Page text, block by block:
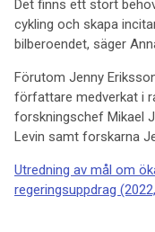
Det finns ett stort
cykling och skapa
bilberoendet, säger
Förutom Jenny
författare medverkat i
forskningschef Mikael
Levin samt forskarna
Utredning av mål om
regeringsuppdrag